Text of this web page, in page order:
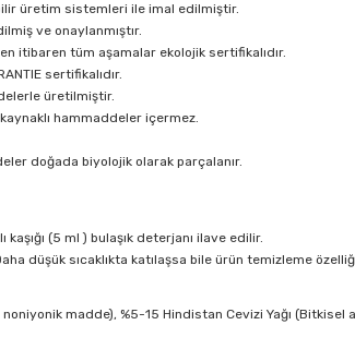
üretim sistemleri ile imal edilmiştir.
ve onaylanmıştır.
itibaren tüm aşamalar ekolojik sertifikalıdır.
sertifikalıdır.
üretilmiştir.
hammaddeler içermez.
doğada biyolojik olarak parçalanır.
(5 ml ) bulaşık deterjanı ilave edilir.
düşük sıcaklıkta katılaşsa bile ürün temizleme
madde), %5-15 Hindistan Cevizi Yağı